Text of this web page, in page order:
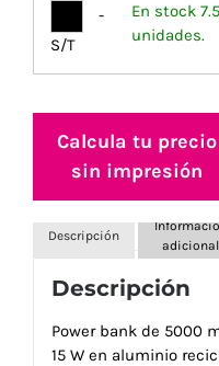
-
S/T
En stock
unidades.
Calcula tu precio
sin impresión
Descripción
adicional
Descripción
Power bank de 5000
15 W en aluminio